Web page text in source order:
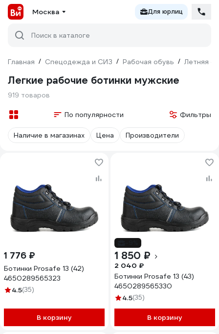
Москва Для юрлиц
Поиск в каталоге
Главная / Спецодежда и СИЗ / Рабочая обувь / Летняя
Легкие рабочие ботинки мужские
919 товаров
По популярности Фильтры
Наличие в магазинах Цена Производители
1 776 ₽
Ботинки Prosafe 13 (42)
4650289565323
4.5(35)
В корзину
1 850 ₽
2 040 ₽
Ботинки Prosafe 13 (43)
4650289565330
4.5(35)
В корзину